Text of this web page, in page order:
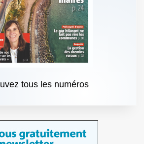
tous les numéros